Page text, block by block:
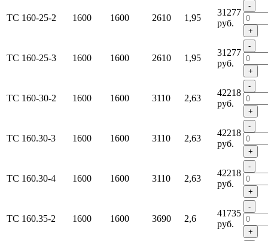
ТС 160-25-2 1600 1600 2610 1,95
31277
руб.
-
+
ТС 160-25-3 1600 1600 2610 1,95
31277
руб.
-
+
ТС 160-30-2 1600 1600 3110 2,63
42218
руб.
-
+
ТС 160.30-3 1600 1600 3110 2,63
42218
руб.
-
+
ТС 160.30-4 1600 1600 3110 2,63
42218
руб.
-
+
ТС 160.35-2 1600 1600 3690 2,6
41735
руб.
-
+